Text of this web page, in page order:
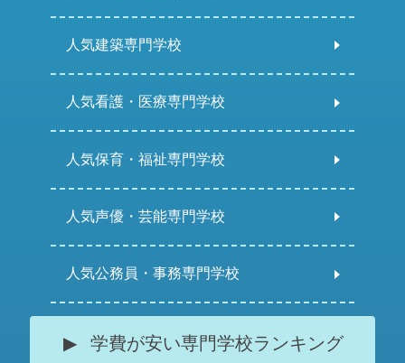
人気建築専門学校
人気看護・医療専門学校
人気保育・福祉専門学校
人気声優・芸能専門学校
人気公務員・事務専門学校
学費が安い専門学校ランキング